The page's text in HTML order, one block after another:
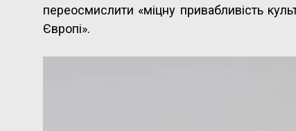
переосмислити «міцну привабливість
Європі».